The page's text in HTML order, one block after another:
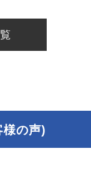
様の声)